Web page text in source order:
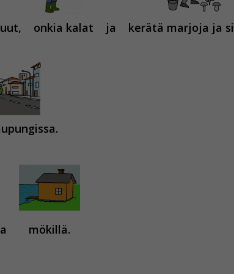
onkia kalat ja kerätä marjoja ja
mökillä.